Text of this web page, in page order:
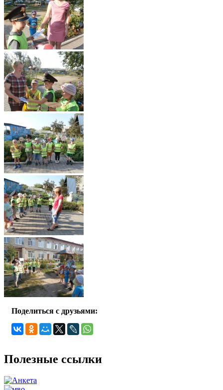
Поделиться с друзьями:
Полезные ссылки